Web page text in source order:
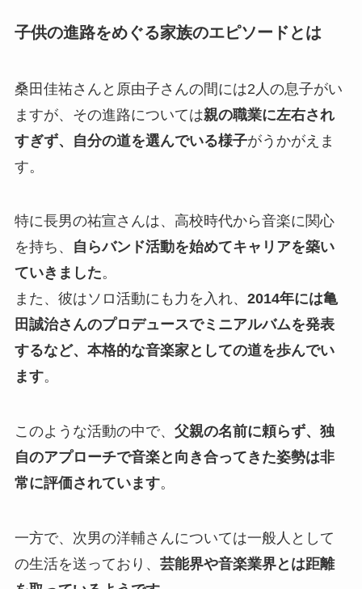
子供の進路をめぐる家族のエピソードとは
桑田佳祐さんと原由子さんの間には2人の息子がい
ますが、その進路については親の職業に左右され
すぎず、自分の道を選んでいる様子がうかがえま
す。
特に長男の祐宣さんは、高校時代から音楽に関心
を持ち、
自らバンド活動を始めてキャリアを築い
ていきました。
また、彼はソロ活動にも力を入れ、 2014年には亀
田誠治さんのプロデュースでミニアルバムを発表
するなど、本格的な音楽家としての道を歩んでい
ます。
このような活動の中で、 父親の名前に頼らず、独
自のアプローチで音楽と向き合ってきた姿勢は非
常に評価されています。
一方で、次男の洋輔さんについては一般人として
の生活を送っており、 芸能界や音楽業界とは距離